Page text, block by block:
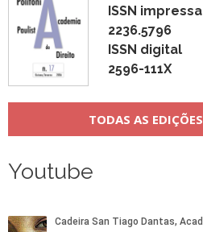
ISSN impressa
2236.5796
ISSN digital
2596-111X
TODAS AS EDIÇÕES
Youtube